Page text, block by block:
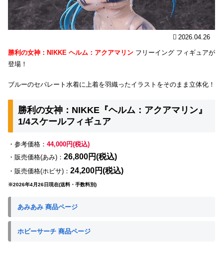
2026.04.26
勝利の女神：NIKKE ヘルム：アクアマリン フリーイング フィギュアが
登場！
ブルーのセパレート水着に上着を羽織ったイラストをそのまま立体化！
勝利の女神：NIKKE『ヘルム：アクアマリン』
1/4スケールフィギュア
・参考価格： 44,000円(税込)
・販売価格(あみ)： 26,800円(税込)
・販売価格(ホビサ)： 24,200円(税込)
※2026年4月26日現在(送料・手数料別)
あみあみ 商品ページ
ホビーサーチ 商品ページ